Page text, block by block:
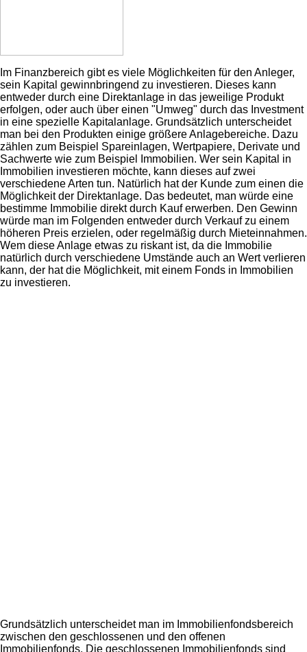
Im Finanzbereich gibt es viele Möglichkeiten für den Anleger,
sein Kapital gewinnbringend zu investieren. Dieses kann
entweder durch eine Direktanlage in das jeweilige Produkt
erfolgen, oder auch über einen "Umweg" durch das Investment
in eine spezielle Kapitalanlage. Grundsätzlich unterscheidet
man bei den Produkten einige größere Anlagebereiche. Dazu
zählen zum Beispiel Spareinlagen, Wertpapiere, Derivate und
Sachwerte wie zum Beispiel Immobilien. Wer sein Kapital in
Immobilien investieren möchte, kann dieses auf zwei
verschiedene Arten tun. Natürlich hat der Kunde zum einen die
Möglichkeit der Direktanlage. Das bedeutet, man würde eine
bestimme Immobilie direkt durch Kauf erwerben. Den Gewinn
würde man im Folgenden entweder durch Verkauf zu einem
höheren Preis erzielen, oder regelmäßig durch Mieteinnahmen.
Wem diese Anlage etwas zu riskant ist, da die Immobilie
natürlich durch verschiedene Umstände auch an Wert verlieren
kann, der hat die Möglichkeit, mit einem Fonds in Immobilien
zu investieren.
Grundsätzlich unterscheidet man im Immobilienfondsbereich
zwischen den geschlossenen und den offenen
Immobilienfonds. Die geschlossenen Immobilienfonds sind